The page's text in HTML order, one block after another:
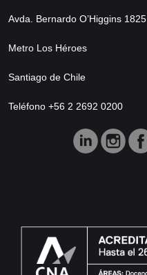
Avda. Bernardo O’Higgins 1825
Metro Los Héroes
Santiago de Chile
Teléfono +56 2 2692 0200